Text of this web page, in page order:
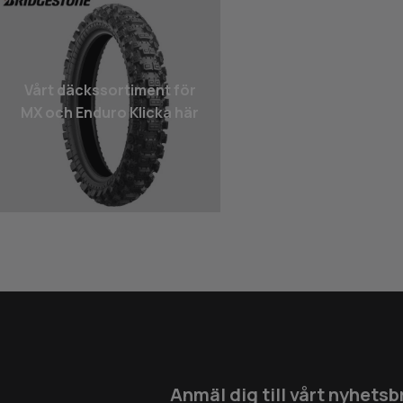
Vårt däcks­sortiment för
MX och Enduro Klicka här
Anmäl dig till vårt